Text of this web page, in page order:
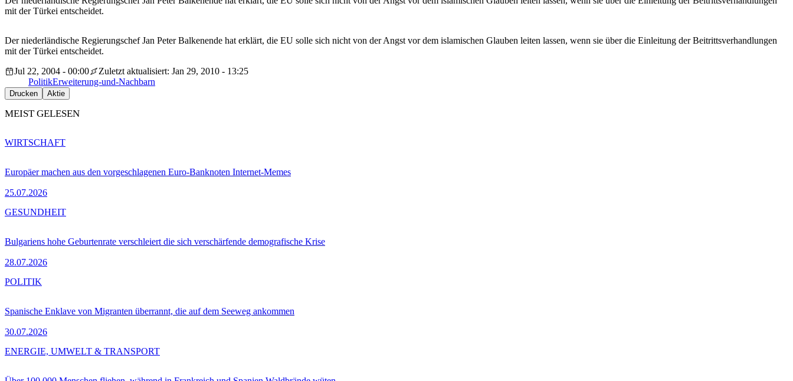
mit der Türkei entscheidet.
Der niederländische Regierungschef Jan Peter Balkenende hat erklärt, die EU solle sich nicht von der Angst vor dem islamischen Glauben leiten lassen, wenn sie über die Einleitung der Beitrittsverhandlungen
mit der Türkei entscheidet.
Jul 22, 2004 - 00:00
Zuletzt aktualisiert: Jan 29, 2010 - 13:25
PolitikErweiterung-und-Nachbarn
Drucken Aktie
MEIST GELESEN
Europäer machen aus den vorgeschlagenen Euro-Banknoten Internet-Memes
25.07.2026
WIRTSCHAFT
Bulgariens hohe Geburtenrate verschleiert die sich verschärfende demografische Krise
28.07.2026
GESUNDHEIT
Spanische Enklave von Migranten überrannt, die auf dem Seeweg ankommen
30.07.2026
POLITIK
ENERGIE, UMWELT & TRANSPORT